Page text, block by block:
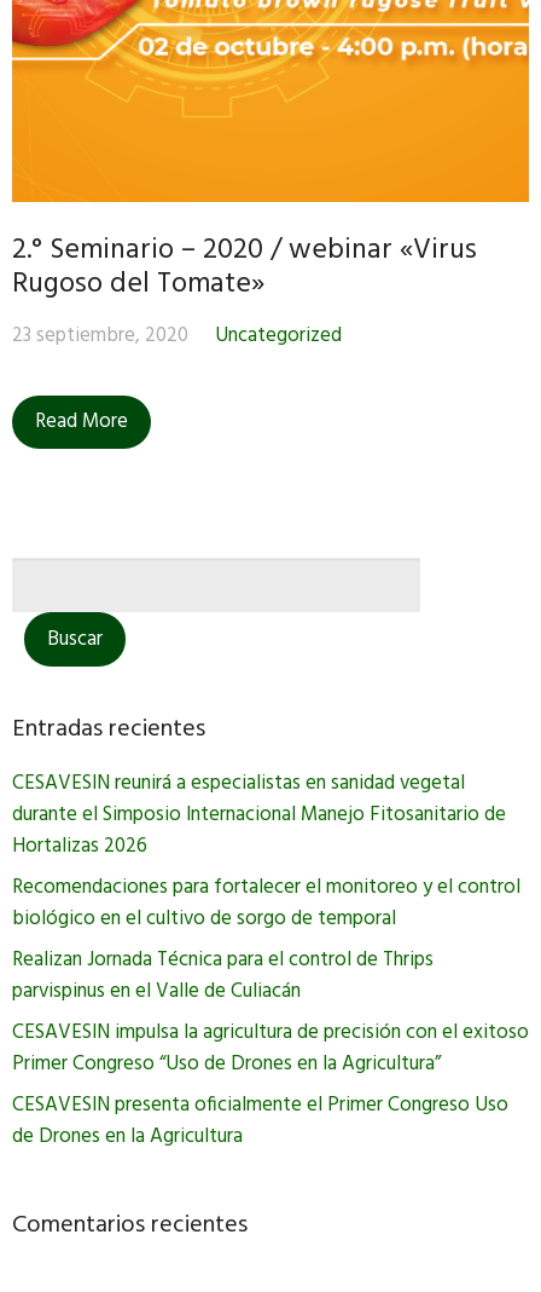
2.° Seminario – 2020 / webinar «Virus
Rugoso del Tomate»
23 septiembre, 2020 Uncategorized
Read More
Entradas recientes
CESAVESIN reunirá a especialistas en sanidad vegetal
durante el Simposio Internacional Manejo Fitosanitario de
Hortalizas 2026
Recomendaciones para fortalecer el monitoreo y el control
biológico en el cultivo de sorgo de temporal
Realizan Jornada Técnica para el control de Thrips
parvispinus en el Valle de Culiacán
CESAVESIN impulsa la agricultura de precisión con el exitoso
Primer Congreso “Uso de Drones en la Agricultura”
CESAVESIN presenta oficialmente el Primer Congreso Uso
de Drones en la Agricultura
Comentarios recientes